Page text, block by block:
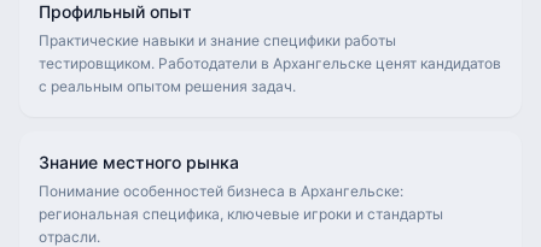
Профильный опыт
Практические навыки и знание специфики работы
тестировщиком. Работодатели в Архангельске ценят кандидатов
с реальным опытом решения задач.
Знание местного рынка
Понимание особенностей бизнеса в Архангельске:
региональная специфика, ключевые игроки и стандарты
отрасли.